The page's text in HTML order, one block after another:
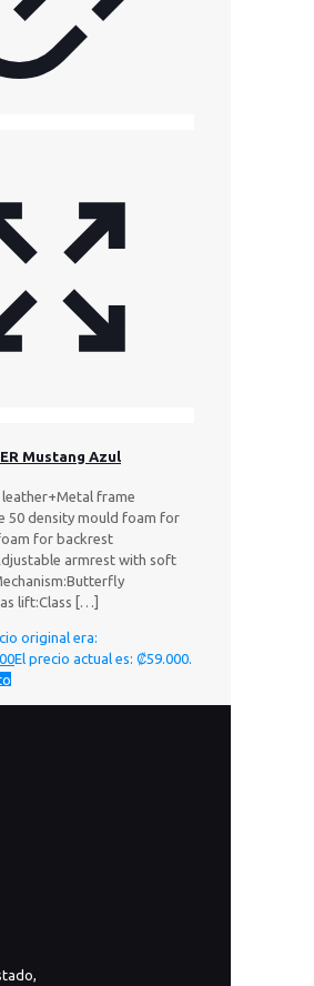
Mustang Azul
frame
50 density mould foam for
for backrest
armrest with soft
lift:Class […]
original era:
El precio actual es: ₡59.000.